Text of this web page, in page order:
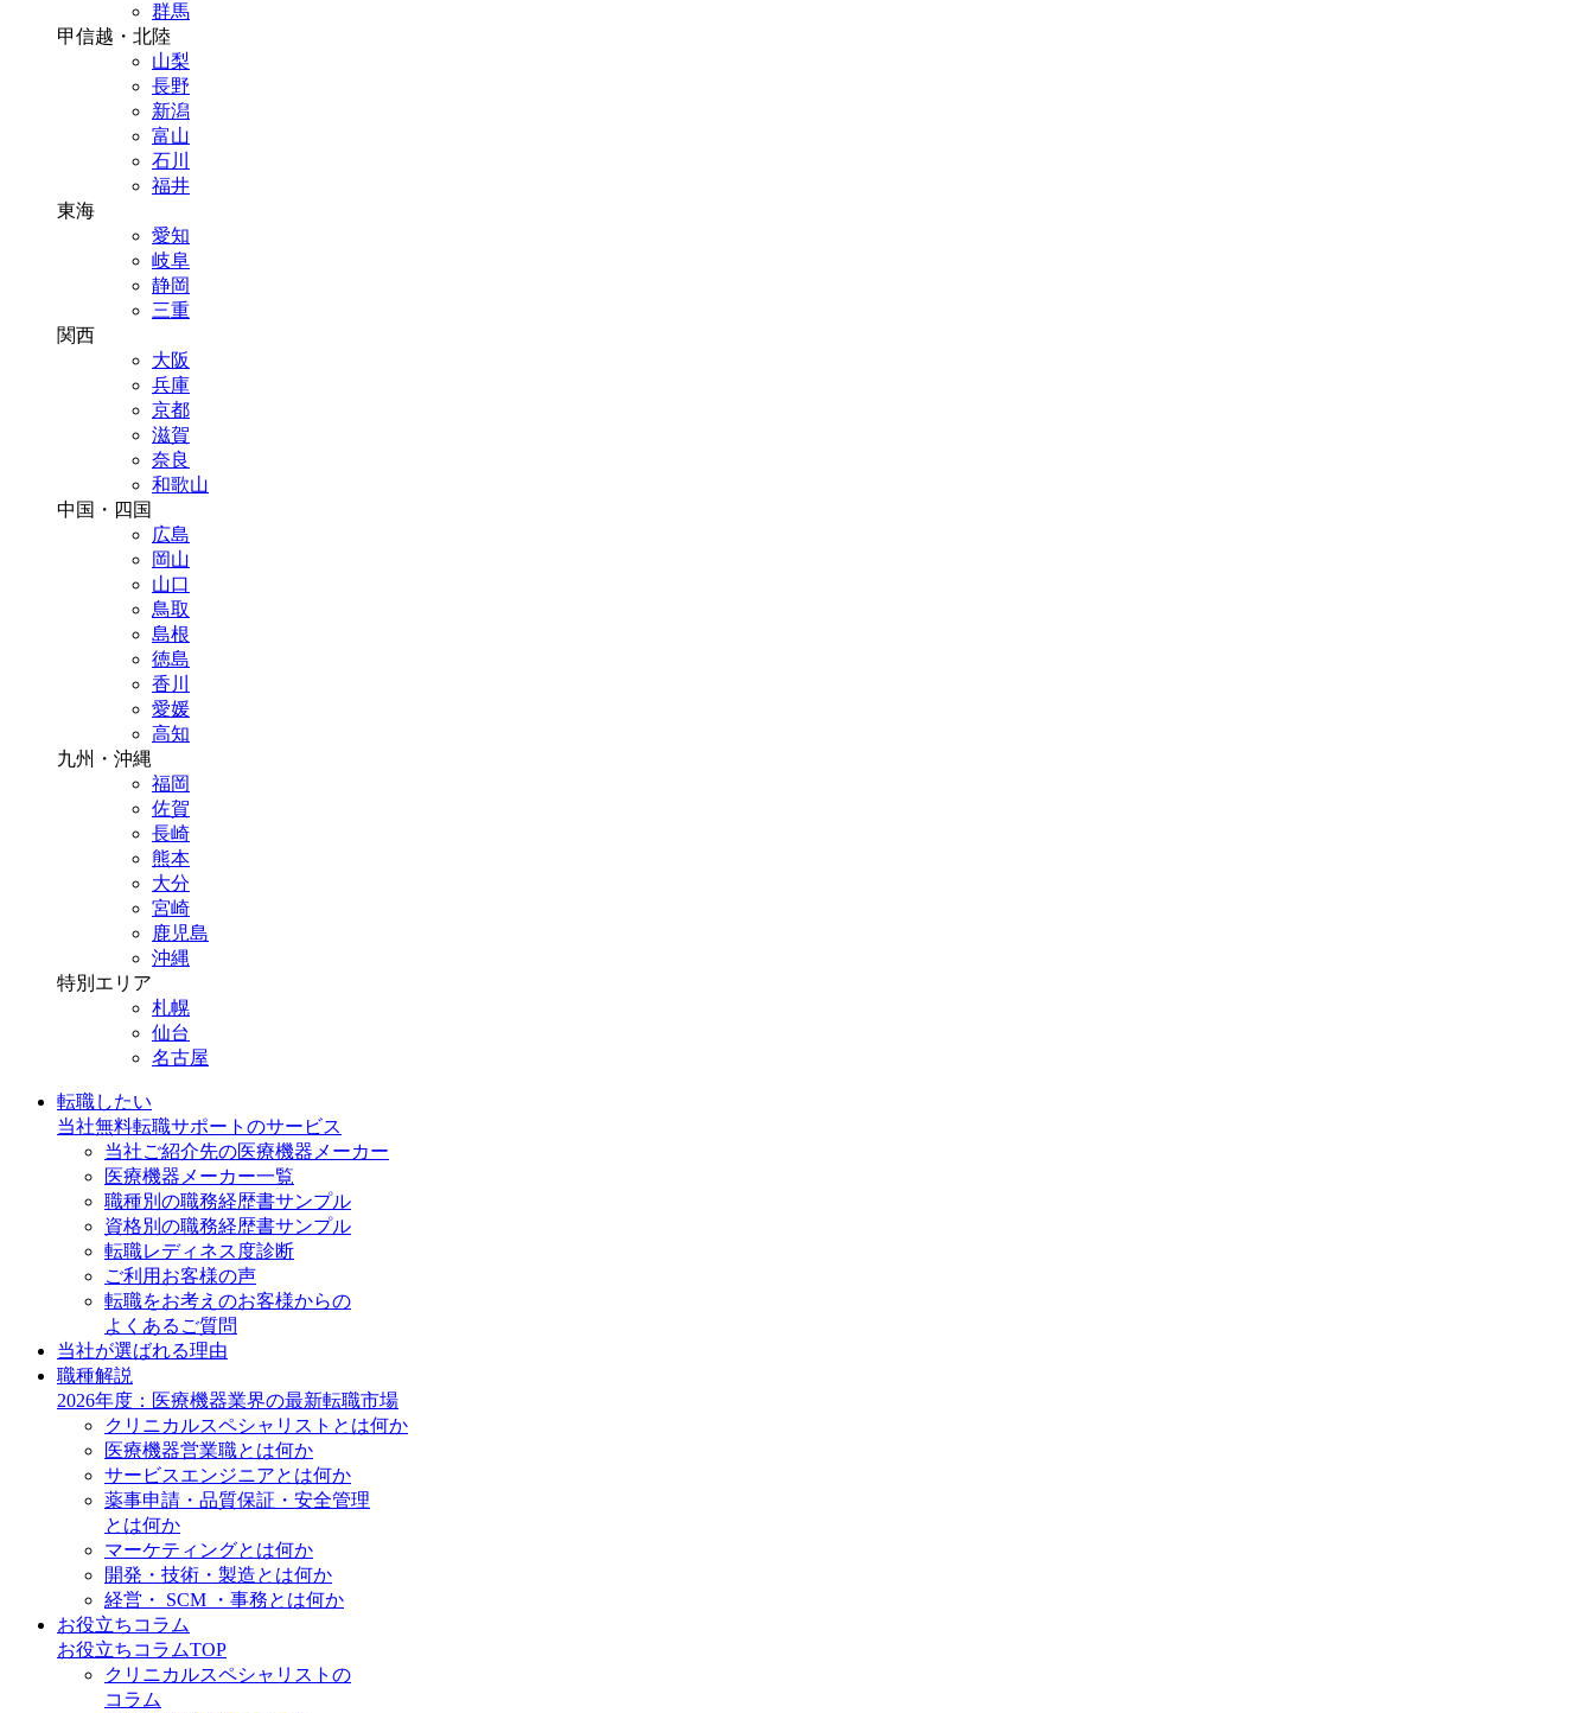
群馬
甲信越・北陸
山梨
長野
新潟
富山
石川
福井
東海
愛知
岐阜
静岡
三重
関西
大阪
兵庫
京都
滋賀
奈良
和歌山
中国・四国
広島
岡山
山口
鳥取
島根
徳島
香川
愛媛
高知
九州・沖縄
福岡
佐賀
長崎
熊本
大分
宮崎
鹿児島
沖縄
特別エリア
札幌
仙台
名古屋
転職したい
当社無料転職サポートのサービス
当社ご紹介先の医療機器メーカー
医療機器メーカー一覧
職種別の職務経歴書サンプル
資格別の職務経歴書サンプル
転職レディネス度診断
ご利用お客様の声
転職をお考えのお客様からの
よくあるご質問
当社が選ばれる理由
職種解説
2026年度：医療機器業界の最新転職市場
クリニカルスペシャリストとは何か
医療機器営業職とは何か
サービスエンジニアとは何か
薬事申請・品質保証・安全管理
とは何か
マーケティングとは何か
開発・技術・製造とは何か
経営・ SCM ・事務とは何か
お役立ちコラム
お役立ちコラムTOP
クリニカルスペシャリストの
コラム